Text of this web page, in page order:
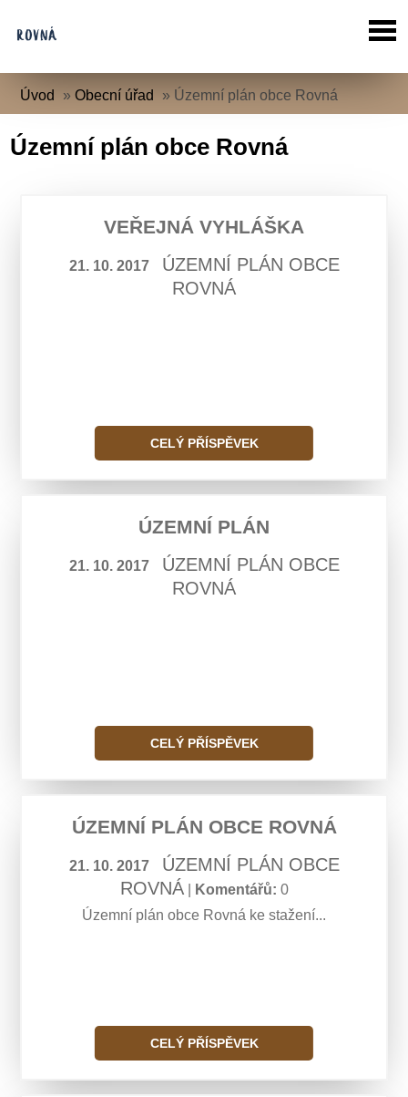
Úvod »Obecní úřad » Územní plán obce Rovná
Územní plán obce Rovná
VEŘEJNÁ VYHLÁŠKA
21. 10. 2017
ÚZEMNÍ PLÁN OBCE
ROVNÁ
CELÝ PŘÍSPĚVEK
ÚZEMNÍ PLÁN
21. 10. 2017
ÚZEMNÍ PLÁN OBCE
ROVNÁ
CELÝ PŘÍSPĚVEK
ÚZEMNÍ PLÁN OBCE ROVNÁ
21. 10. 2017
ÚZEMNÍ PLÁN OBCE
ROVNÁ
Komentářů: 0
Územní plán obce Rovná ke stažení...
CELÝ PŘÍSPĚVEK